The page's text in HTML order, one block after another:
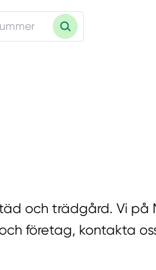
och trädgård. Vi på
företag, kontakta